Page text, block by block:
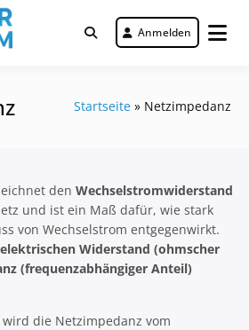
Solar Forum
Deutschlandweit Nr. 1 Forum für
gewerbliche Solar Investments
Anmelden
Startseite » Netzimpedanz
den Wechselstromwiderstand
und ist ein Maß dafür, wie stark
von Wechselstrom entgegenwirkt.
elektrischen Widerstand (ohmscher
(frequenzabhängiger Anteil)
die Netzimpedanz vom